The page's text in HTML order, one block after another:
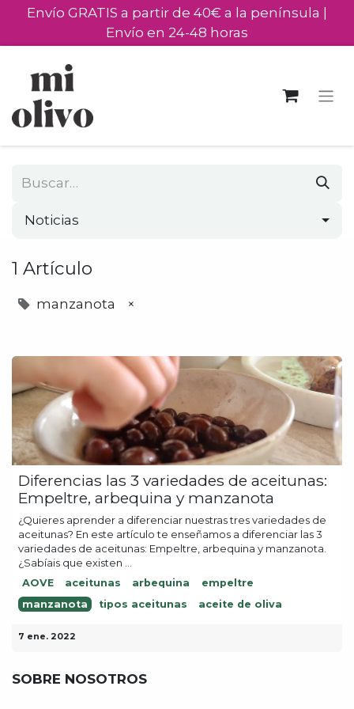
Envío GRATIS a partir de 40€ a la península |
Envío en 24-48 horas
Noticias
1 Artículo
manzanota ×
Diferencias las 3 variedades de aceitunas:
Empeltre, arbequina y manzanota
¿Quieres aprender a diferenciar nuestras tres variedades de
aceitunas? En este artículo te enseñamos a diferenciar las 3
variedades de aceitunas: Empeltre, arbequina y manzanota.
¿Sabíais que existen ...
AOVE aceitunas arbequina
empeltre
manzanota
tipos aceitunas aceite de oliva
7 ene. 2022
SOBRE NOSOTROS